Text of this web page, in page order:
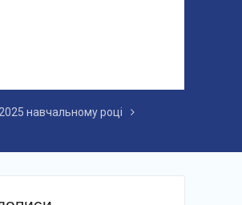
2025 навчальному році